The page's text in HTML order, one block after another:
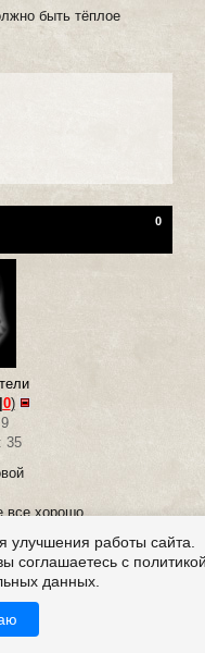
быть тёплое
0
0)
35
все хорошо.
работы сайта.
соглашаетесь с
данных.